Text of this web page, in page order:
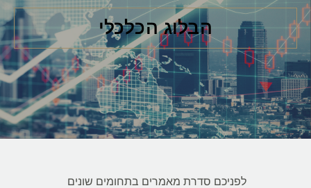
הבלוג הכלכלי
לפניכם סדרת מאמרים בתחומים שונים